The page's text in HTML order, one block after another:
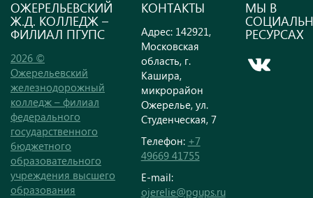
ОЖЕРЕЛЬЕВСКИЙ
Ж.Д. КОЛЛЕДЖ –
ФИЛИАЛ ПГУПС
2026 ©
Ожерельевский
железнодорожный
колледж – филиал
федерального
государственного
бюджетного
образовательного
учреждения высшего
образования
КОНТАКТЫ
Адрес: 142921,
Московская
область, г.
Кашира,
микрорайон
Ожерелье, ул.
Студенческая, 7
Телефон: +7
49669 41755
E-mail:
ojerelie@pgups.ru
МЫ В
РЕСУРСАХ